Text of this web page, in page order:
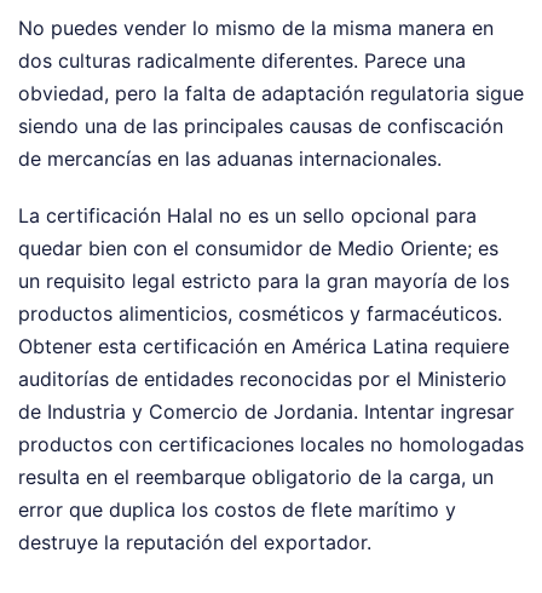
No puedes vender lo mismo de la misma manera en
dos culturas radicalmente diferentes. Parece una
obviedad, pero la falta de adaptación regulatoria sigue
siendo una de las principales causas de confiscación
de mercancías en las aduanas internacionales.
La certificación Halal no es un sello opcional para
quedar bien con el consumidor de Medio Oriente; es
un requisito legal estricto para la gran mayoría de los
productos alimenticios, cosméticos y farmacéuticos.
Obtener esta certificación en América Latina requiere
auditorías de entidades reconocidas por el Ministerio
de Industria y Comercio de Jordania. Intentar ingresar
productos con certificaciones locales no homologadas
resulta en el reembarque obligatorio de la carga, un
error que duplica los costos de flete marítimo y
destruye la reputación del exportador.